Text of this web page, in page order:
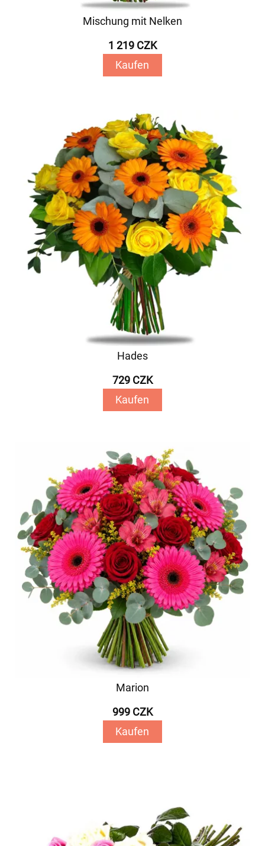
Mischung mit Nelken
1 219 CZK
Kaufen
Hades
729 CZK
Kaufen
Marion
999 CZK
Kaufen